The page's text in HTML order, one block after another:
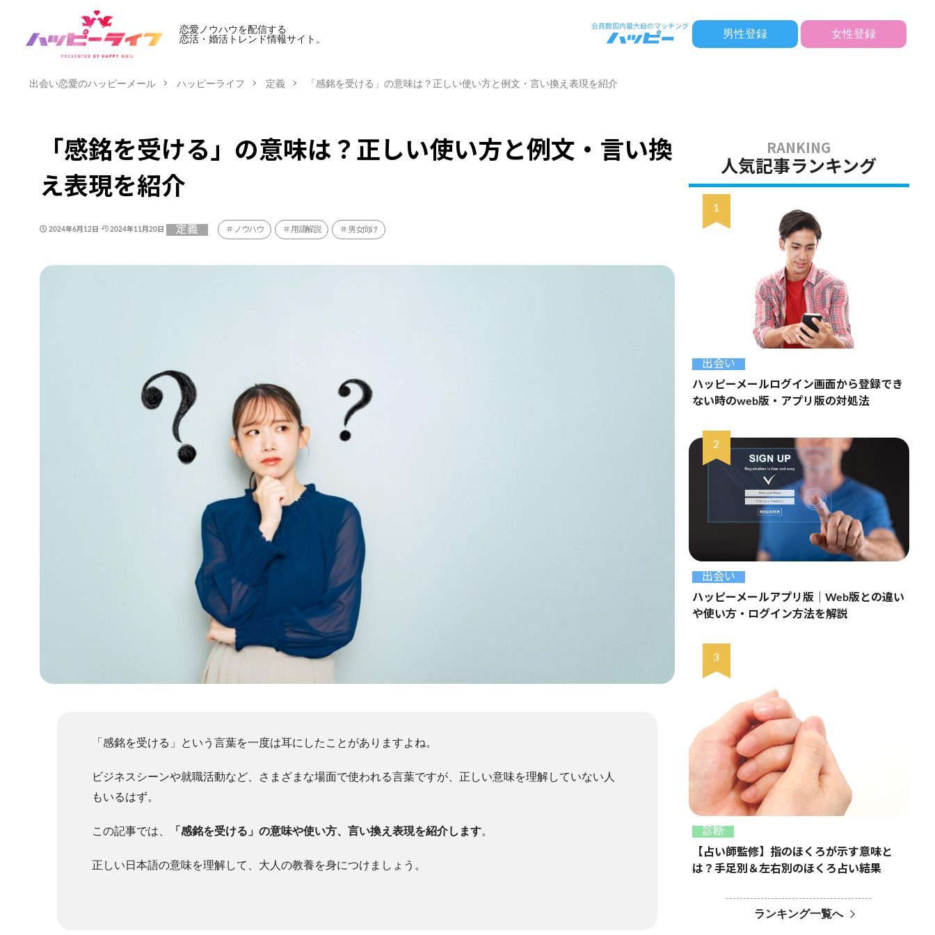
恋愛ノウハウを配信する
恋活・婚活トレンド情報サイト。
男性登録 女性登録
出会い恋愛のハッピーメール ハッピーライフ 定義 「感銘を受ける」の意味は？正しい使い方と例文・言い換え表現を紹介
「感銘を受ける」の意味は？正しい使い方と例文・言い換
え表現を紹介
2024年6月12日 2024年11月20日 定義 ノウハウ 用語解説 男女向け
「感銘を受ける」という言葉を一度は耳にしたことがありますよね。
ビジネスシーンや就職活動など、さまざまな場面で使われる言葉ですが、正しい意味を理解していない人
もいるはず。
この記事では、 「感銘を受ける」の意味や使い方、言い換え表現を紹介します。
正しい日本語の意味を理解して、大人の教養を身につけましょう。
人気記事ランキング
出会い
ハッピーメールログイン画面から登録でき
ない時のweb版・アプリ版の対処法
出会い
ハッピーメールアプリ版｜Web版との違い
や使い方・ログイン方法を解説
診断
【占い師監修】指のほくろが示す意味と
は？手足別＆左右別のほくろ占い結果
ランキング一覧へ